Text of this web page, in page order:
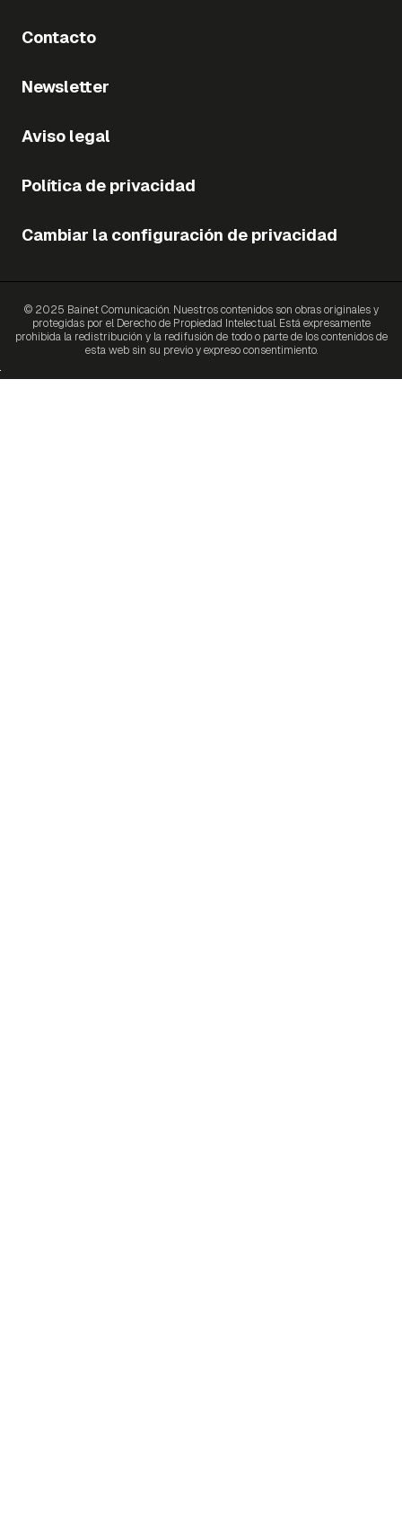
Contacto
Newsletter
Aviso legal
Política de privacidad
Cambiar la configuración de privacidad
© 2025 Bainet Comunicación. Nuestros contenidos son obras originales y
protegidas por el Derecho de Propiedad Intelectual. Está expresamente
prohibida la redistribución y la redifusión de todo o parte de los contenidos de
esta web sin su previo y expreso consentimiento.